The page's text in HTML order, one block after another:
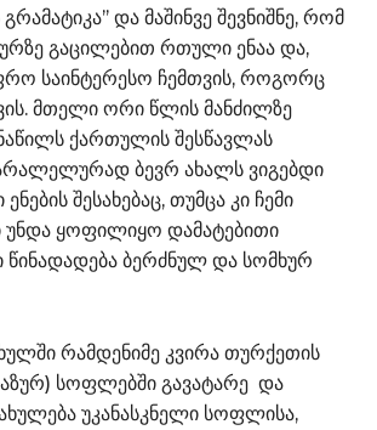
და მაშინვე შევნიშნე, რომ
გაცილებით რთული ენაა და,
საინტერესო ჩემთვის, როგორც
მთელი ორი წლის მანძილზე
ქართულის შესწავლას
ბევრ ახალს ვიგებდი
ენების შესახებაც, თუმცა კი ჩემი
უნდა ყოფილიყო დამატებითი
ბერძნულ და სომხურ
რამდენიმე კვირა თურქეთის
სოფლებში გავატარე და
უკანასკნელი სოფლისა,